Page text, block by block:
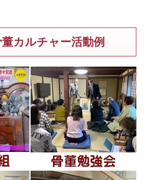
カルチャー活動例